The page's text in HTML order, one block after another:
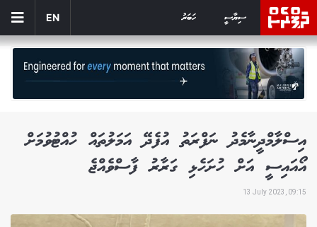
ސިޔާސީ ހަބަރު EN
އިސްލާމްދީނާމެދު ނަފްރަތު އުފެދޭ އަމަލުތައް ހުއްޓުވުމަށް
އޯއައިސީ އަށް ހުށަހެޅި ގަރާރު ފާސްވެއްޖެ
13 July 2023, 09:15